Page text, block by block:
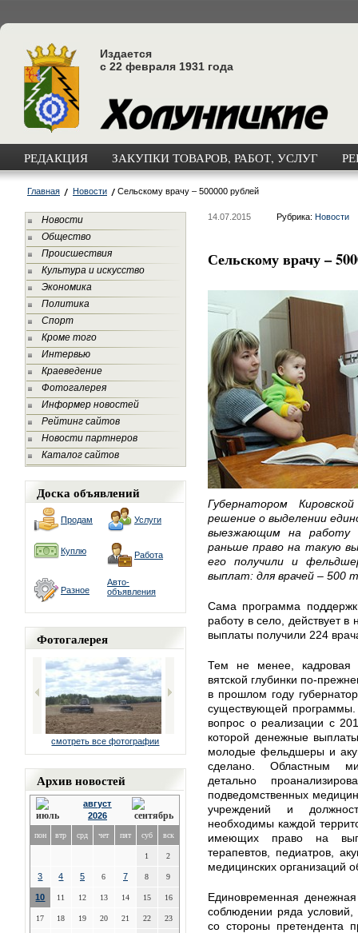
Издается
с 22 февраля 1931 года
РЕДАКЦИЯ ЗАКУПКИ ТОВАРОВ, РАБОТ, УСЛУГ
Главная Новости Сельскому врачу – 500000 рублей
Новости
Общество
Происшествия
Культура и искусство
Экономика
Политика
Спорт
Кроме того
Интервью
Краеведение
Фотогалерея
Информер новостей
Рейтинг сайтов
Новости партнеров
Каталог сайтов
Доска объявлений
Продам Услуги
Куплю Работа
Разное
Авто-
объявления
Фотогалерея
смотреть все фотографии
Архив новостей
август
2026
пон втр срд чет пят суб вск
1 2
3 4 5 6 7 8 9
10 11 12 13 14 15 16
17 18 19 20 21 22 23
14.07.2015 Рубрика: Новости
Сельскому врачу –
Губернатором
решение о выделении
выезжающим на работу
раньше право на такую
его получили и
выплат: для врачей – 500
Сама программа
работу в село, действует
выплаты получили 224
Тем не менее, кадровая
вятской глубинки по-
в прошлом году
существующей программы.
вопрос о реализации с
которой денежные
молодые фельдшеры и
сделано. Областным
детально
подведомственных
учреждений и
необходимы каждой
имеющих право на
терапевтов, педиатров,
медицинских организаций
Единовременная
соблюдении ряда условий,
со стороны претендента